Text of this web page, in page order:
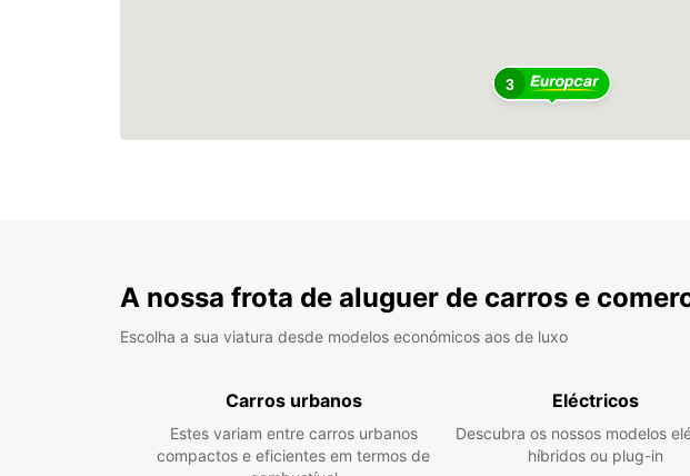
3
A nossa frota de aluguer de carros e
Escolha a sua viatura desde modelos económicos aos de luxo
Carros urbanos
Estes variam entre carros urbanos
compactos e eficientes em termos de
Eléctricos
Descubra os nossos modelos
híbridos ou plug-in